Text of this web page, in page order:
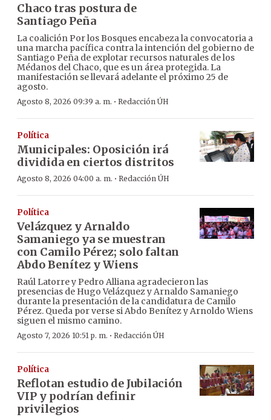
Chaco tras postura de
Santiago Peña
La coalición Por los Bosques encabeza la convocatoria a
una marcha pacífica contra la intención del gobierno de
Santiago Peña de explotar recursos naturales de los
Médanos del Chaco, que es un área protegida. La
manifestación se llevará adelante el próximo 25 de
agosto.
Agosto 8, 2026 09:39 a. m. · Redacción ÚH
Política
Municipales: Oposición irá
dividida en ciertos distritos
Agosto 8, 2026 04:00 a. m. · Redacción ÚH
Política
Velázquez y Arnaldo
Samaniego ya se muestran
con Camilo Pérez; solo faltan
Abdo Benítez y Wiens
Raúl Latorre y Pedro Alliana agradecieron las
presencias de Hugo Velázquez y Arnaldo Samaniego
durante la presentación de la candidatura de Camilo
Pérez. Queda por verse si Abdo Benítez y Arnoldo Wiens
siguen el mismo camino.
Agosto 7, 2026 10:51 p. m. · Redacción ÚH
Política
Reflotan estudio de Jubilación
VIP y podrían definir
privilegios